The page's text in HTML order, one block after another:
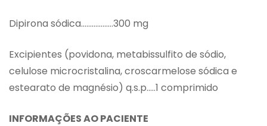
Dipirona sódica………………300 mg
Excipientes (povidona, metabissulfito de sódio,
celulose microcristalina, croscarmelose sódica e
estearato de magnésio) q.s.p…..1 comprimido
INFORMAÇÕES AO PACIENTE